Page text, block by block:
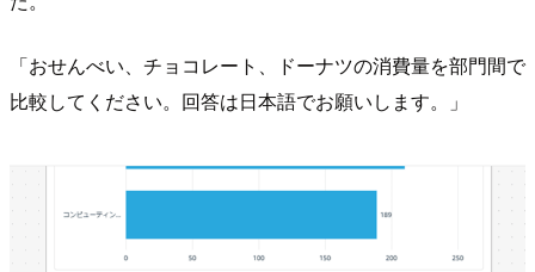
「おせんべい、チョコレート、ドーナツの消費量を部門間で
比較してください。回答は日本語でお願いします。」